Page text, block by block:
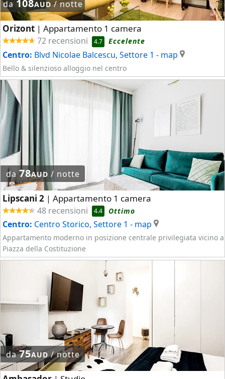
da 108AUD/ notte
Orizont | Appartamento 1 camera
72 recensioni 4.7 Eccelente
Centro: Blvd Nicolae Balcescu, Settore 1 - map
Bello & silenzioso alloggio nel centro
da78AUD / notte
Lipscani 2 | Appartamento 1 camera
48 recensioni 4.4 Ottimo
Centro: Centro Storico, Settore 1 - map
Appartamento moderno in posizione centrale privilegiata vicino a
Piazza della Costituzione
da75AUD/ notte